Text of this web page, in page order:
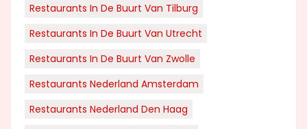
Restaurants In De Buurt Van Tilburg
Restaurants In De Buurt Van Utrecht
Restaurants In De Buurt Van Zwolle
Restaurants Nederland Amsterdam
Restaurants Nederland Den Haag